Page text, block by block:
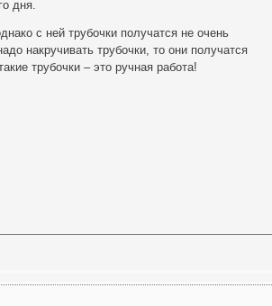
дня.
с ней трубочки получатся не очень
накручивать трубочки, то они получатся
трубочки – это ручная работа!